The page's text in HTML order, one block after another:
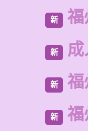
新 福
新
新 福
新 福